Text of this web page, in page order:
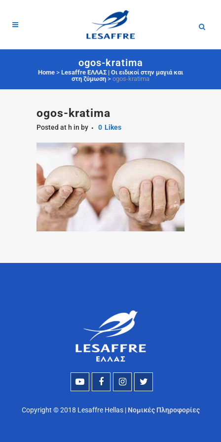
ogos-kratima
Home > Lesaffre ΕΛΛΑΣ | Οι ειδικοί στην μαγιά και
στη ζύμωση > ogos-kratima
ogos-kratima
Posted at h in by 0 Likes
Copyright © 2018 Lesaffre Hellas | Νομικές Πληροφορίες